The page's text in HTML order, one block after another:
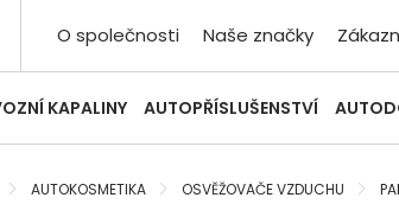
O společnosti Naše značky
KAPALINY AUTOPŘÍSLUŠENSTVÍ
AUTOKOSMETIKA OSVĚŽOVAČE VZDUCHU